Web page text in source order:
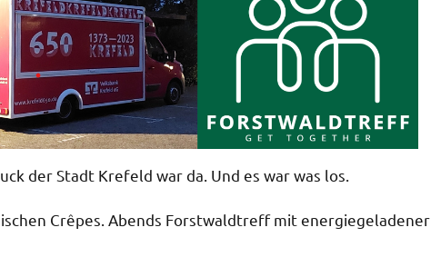
der Stadt Krefeld war da. Und es war was los.
Crêpes. Abends Forstwaldtreff mit energiegeladener